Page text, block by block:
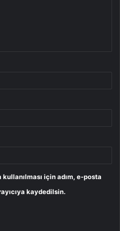
için adım, e-posta
kaydedilsin.